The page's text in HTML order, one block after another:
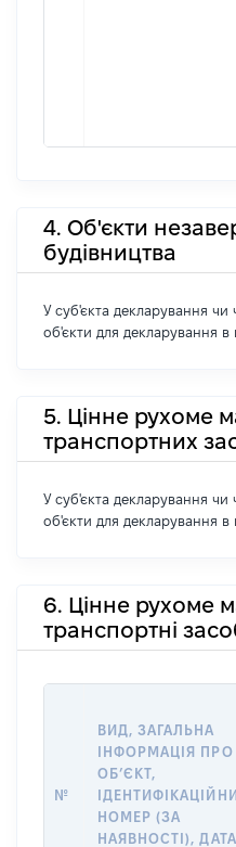
4. Об'єкти
будівництва
У суб'єкта декларування чи
об'єкти для декларування в
5. Цінне рухоме
транспортних
У суб'єкта декларування чи
об'єкти для декларування в
6. Цінне рухоме
транспортні
№
ВИД, ЗАГАЛЬНА
ІНФОРМАЦІЯ ПРО
ОБʼЄКТ,
НОМЕР (ЗА
НАЯВНОСТІ), ДАТА